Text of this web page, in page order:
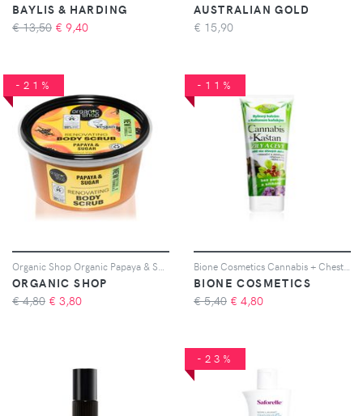
BAYLIS & HARDING
€ 13,50 € 9,40
AUSTRALIAN GOLD
€ 15,90
-21%
ORGANIC SHOP
€ 4,80 € 3,80
-11%
BIONE COSMETICS
€ 5,40 € 4,80
-23%